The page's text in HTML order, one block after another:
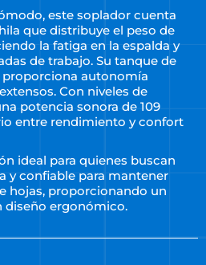
este soplador cuenta
que distribuye el peso de
la fatiga en la espalda y
de trabajo. Su tanque de
autonomía
Con niveles de
potencia sonora de 109
entre rendimiento y confort
ideal para quienes buscan
y confiable para mantener
hojas, proporcionando un
ergonómico.